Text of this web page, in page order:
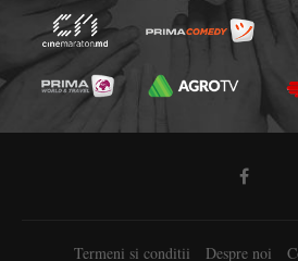
Termeni si conditii Despre noi